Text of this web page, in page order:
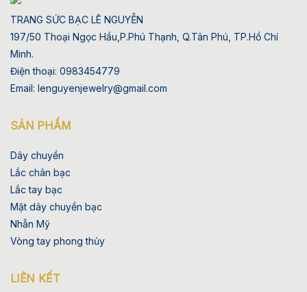
TRANG SỨC BẠC LÊ NGUYỄN
197/50 Thoại Ngọc Hầu,P.Phú Thạnh, Q.Tân Phú, TP.Hồ Chí
Minh.
Điện thoại: 0983454779
Email: lenguyenjewelry@gmail.com
SẢN PHẨM
Dây chuyền
Lắc chân bạc
Lắc tay bạc
Mặt dây chuyền bạc
Nhẫn Mỹ
Vòng tay phong thủy
LIÊN KẾT